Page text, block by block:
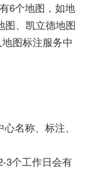
6个地图，如地
图、凯立德地图
图标注服务中
名称、标注、
3个工作日会有